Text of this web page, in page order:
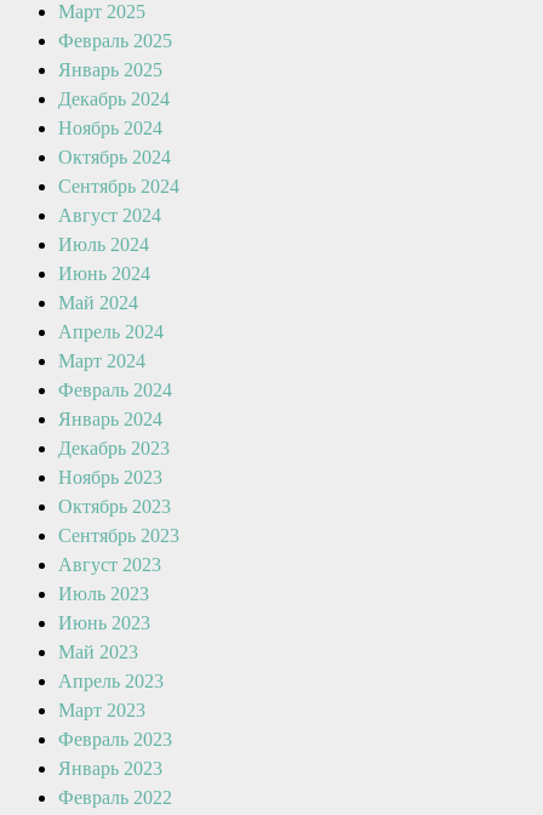
Март 2025
Февраль 2025
Январь 2025
Декабрь 2024
Ноябрь 2024
Октябрь 2024
Сентябрь 2024
Август 2024
Июль 2024
Июнь 2024
Май 2024
Апрель 2024
Март 2024
Февраль 2024
Январь 2024
Декабрь 2023
Ноябрь 2023
Октябрь 2023
Сентябрь 2023
Август 2023
Июль 2023
Июнь 2023
Май 2023
Апрель 2023
Март 2023
Февраль 2023
Январь 2023
Февраль 2022